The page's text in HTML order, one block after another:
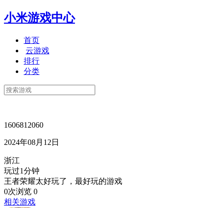
小米游戏中心
首页
云游戏
排行
分类
1606812060
2024年08月12日
浙江
玩过1分钟
王者荣耀太好玩了，最好玩的游戏
0次浏览 0
相关游戏